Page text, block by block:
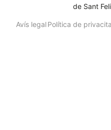
de Sant
Avís legalPolítica de